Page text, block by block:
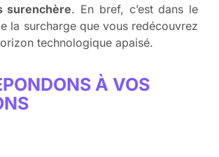
surenchère. En bref, c’est dans le
la surcharge que vous redécouvrez
technologique apaisé.
À VOS